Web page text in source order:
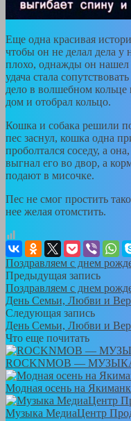
Еще одна красивая
чтобы он не делал дела у
плохо, однажды он нашел
удача стала
дело в волшебном кольце
дом и отобрал кольцо.
Кошка и собака решили
пес заснул, кошка одна
проболтался соседу, а
выгнал его во двор, а
подают в мисочке.
Пес не смог простить
нее желая отомстить.
Поздравляем с днем
Предыдущая запись
Поздравляем с днем
День Семьи, Любви и
Следующая запись
День Семьи, Любви и
Что еще почитать
ROCKNMOB —
Модная осень на
Музыка МедиаЦентр